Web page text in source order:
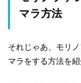
マラ方法
それじゃあ、モリ
マラをする方法を紹